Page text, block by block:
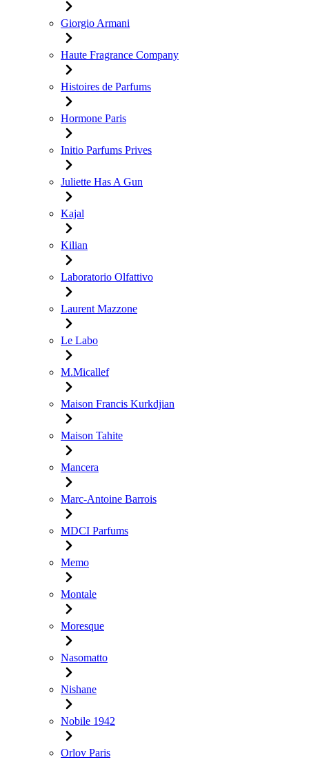
Giorgio Armani
Haute Fragrance Company
Histoires de Parfums
Hormone Paris
Initio Parfums Prives
Juliette Has A Gun
Kajal
Kilian
Laboratorio Olfattivo
Laurent Mazzone
Le Labo
M.Micallef
Maison Francis Kurkdjian
Maison Tahite
Mancera
Marc-Antoine Barrois
MDCI Parfums
Memo
Montale
Moresque
Nasomatto
Nishane
Nobile 1942
Orlov Paris